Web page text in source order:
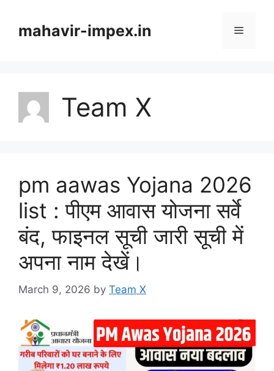
contentmahavir-impex.in Menu
Team X
pm aawas Yojana 2026
list : पीएम आवास योजना सर्वे
बंद, फाइनल सूची जारी सूची में
अपना नाम देखें।
March 9, 2026 by Team X